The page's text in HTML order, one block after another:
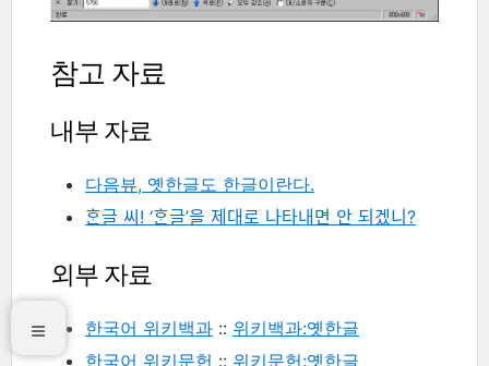
참고 자료
내부 자료
다음뷰, 옛한글도 한글이란다.
ᄒᆞᆫ글 씨! ‘ᄒᆞᆫ글’을 제대로 나타내면 안 되겠니?
외부 자료
한국어 위키백과 :: 위키백과:옛한글
한국어 위키문헌 :: 위키문헌:옛한글